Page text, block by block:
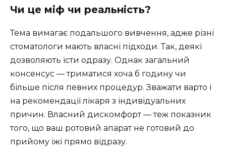
Чи це міф чи реальність?
Тема вимагає подальшого вивчення, адже різні
стоматологи мають власні підходи. Так, деякі
дозволяють їсти одразу. Однак загальний
консенсус — триматися хоча б годину чи
більше після певних процедур. Зважати варто і
на рекомендації лікаря з індивідуальних
причин. Власний дискомфорт — теж показник
того, що ваш ротовий апарат не готовий до
прийому їжі прямо відразу.